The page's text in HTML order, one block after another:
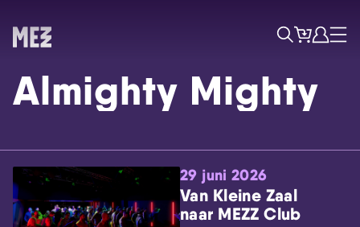
Skip navigatie
ZoekTicketsAccount
Menu
Almighty Mighty
29 juni 2026
Van Kleine Zaal
naar MEZZ Club